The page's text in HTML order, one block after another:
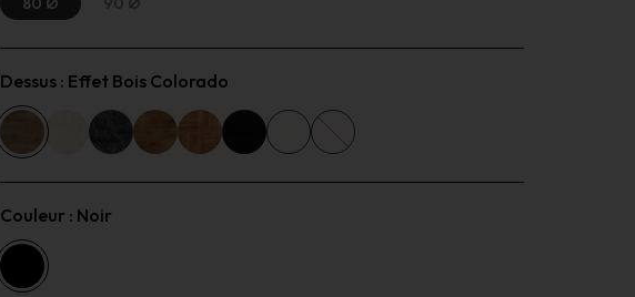
Dessus : Effet Bois Colorado
Couleur : Noir